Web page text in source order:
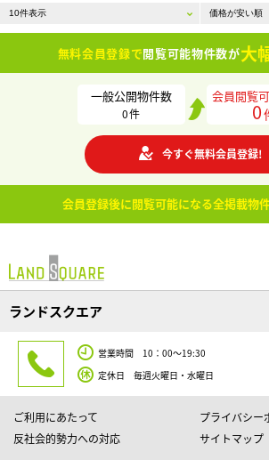
無料会員登録で閲覧可能物件数が大
一般公開物件数
0件
会員閲覧
0
今すぐ無料会員登録!
会員登録後に閲覧可能になる全掲載物
ランドスクエア
営業時間 10：00～19:30
定休日 毎週火曜日・水曜日
ご利用にあたって
プライバシー
反社会的勢力への対応
サイトマップ